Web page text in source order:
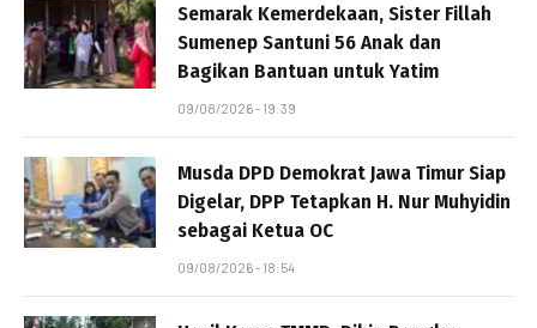
Semarak Kemerdekaan, Sister Fillah
Sumenep Santuni 56 Anak dan
Bagikan Bantuan untuk Yatim
09/08/2026 - 19:39
Musda DPD Demokrat Jawa Timur Siap
Digelar, DPP Tetapkan H. Nur Muhyidin
sebagai Ketua OC
09/08/2026 - 18:54